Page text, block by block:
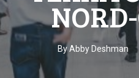
ByAbby Deshman